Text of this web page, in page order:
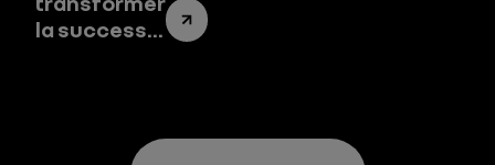
la success